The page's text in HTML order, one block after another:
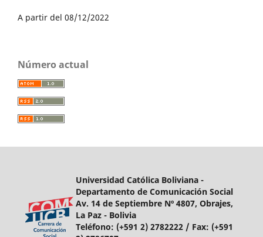
A partir del 08/12/2022
Número actual
Universidad Católica Boliviana -
Departamento de Comunicación Social
Av. 14 de Septiembre Nº 4807, Obrajes,
La Paz - Bolivia
Teléfono: (+591 2) 2782222 / Fax: (+591